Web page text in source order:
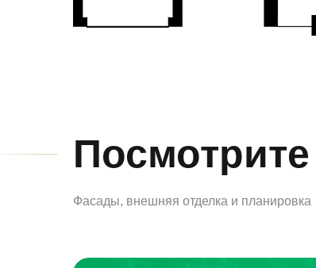
Фасады, внешняя отделка и планировка